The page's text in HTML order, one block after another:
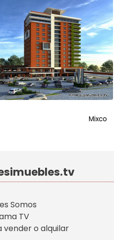
Mixco
Somos
TV
vender o alquilar